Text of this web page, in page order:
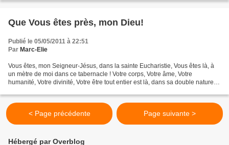
Que Vous êtes près, mon Dieu!
Publié le 05/05/2011 à 22:51
Par Marc-Elie
Vous êtes, mon Seigneur-Jésus, dans la sainte Eucharistie, Vous êtes là, à
un mètre de moi dans ce tabernacle ! Votre corps, Votre âme, Votre
humanité, Votre divinité, Votre être tout entier est là, dans sa double nature ;
< Page précédente Page suivante >
Hébergé par Overblog